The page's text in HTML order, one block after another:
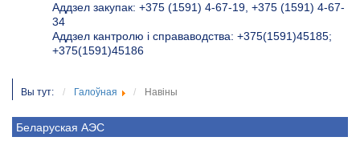
Аддзел закупак: +375 (1591) 4-67-19, +375 (1591) 4-67-
34
Аддзел кантролю і справаводства: +375(1591)45185;
+375(1591)45186
Вы тут: Галоўная Навіны
Беларуская АЭС